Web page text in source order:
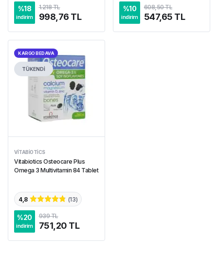
%18
indirim
1.218 TL
998,76 TL
%10
indirim
608,50 TL
547,65 TL
KARGO BEDAVA
TÜKENDİ
VITABIOTICS
Vitabiotics Osteocare Plus
Omega 3 Multivitamin 84 Tablet
4,8 (13)
%20
indirim
939 TL
751,20 TL